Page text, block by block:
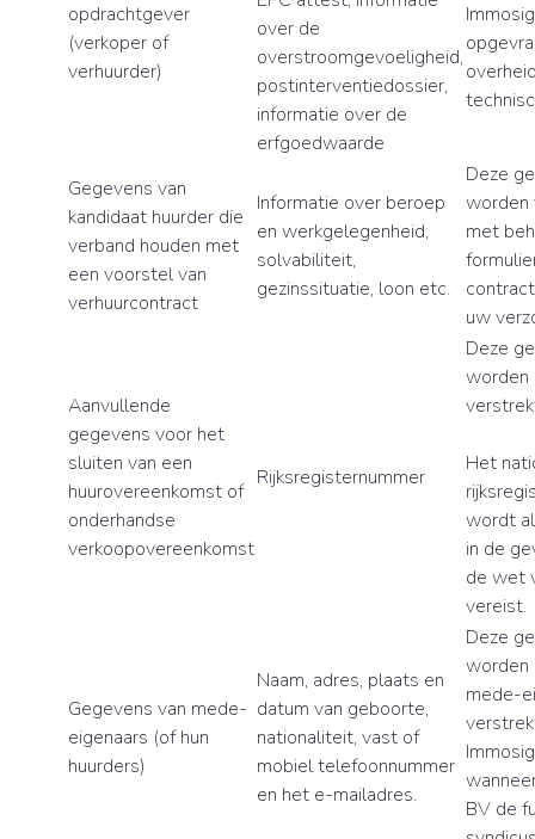
opdrachtgever
(verkoper of
verhuurder)
over de
overstroomgevoeligheid,
postinterventiedossier,
informatie over de
erfgoedwaarde
Gegevens van
kandidaat huurder die
verband houden met
een voorstel van
verhuurcontract
Informatie over beroep
en werkgelegenheid,
solvabiliteit,
gezinssituatie, loon etc.
Deze
worden
met
uw
Aanvullende
gegevens voor het
sluiten van een
huurovereenkomst of
onderhandse
verkoopovereenkomst
Rijksregisternummer
Deze
worden
Het
wordt
in de
de wet
vereist.
Gegevens van mede-
eigenaars (of hun
huurders)
Naam, adres, plaats en
datum van geboorte,
nationaliteit, vast of
mobiel telefoonnummer
en het e-mailadres.
Deze
worden
mede-
BV de